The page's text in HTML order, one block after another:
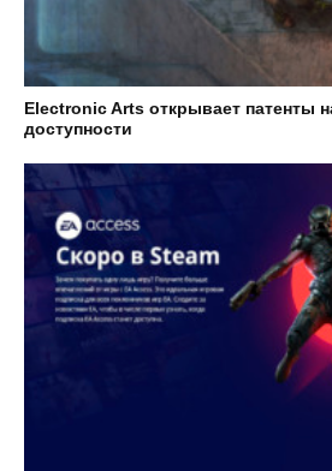
Electronic Arts открывает патенты
доступности